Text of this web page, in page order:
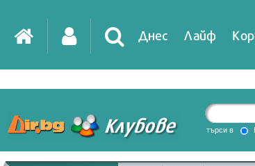
Днес Лайф
търси в